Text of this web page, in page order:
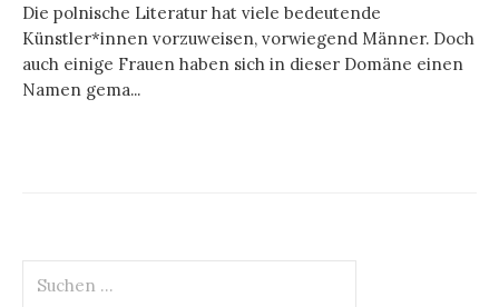
Die polnische Literatur hat viele bedeutende
Künstler*innen vorzuweisen, vorwiegend Männer. Doch
auch einige Frauen haben sich in dieser Domäne einen
Namen gema...
nach: